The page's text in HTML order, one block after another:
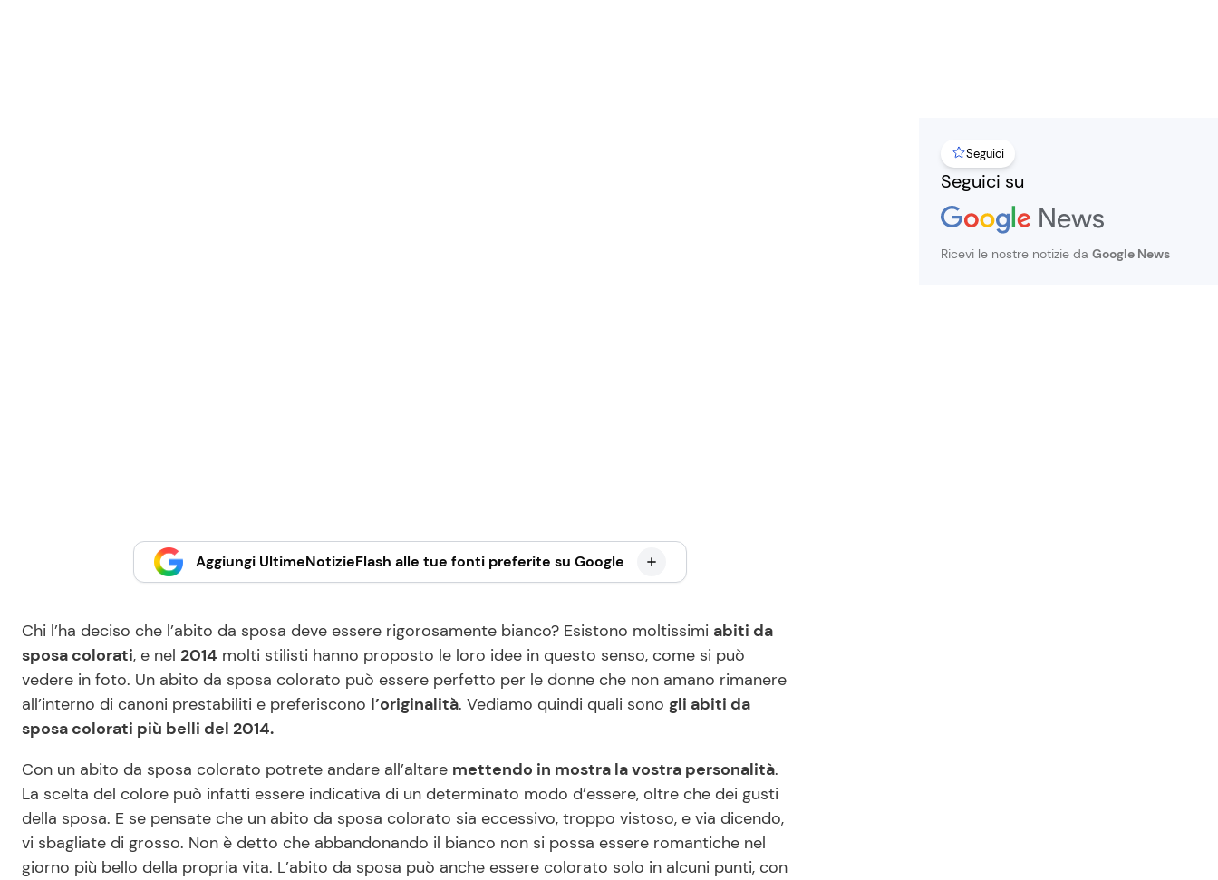
Aggiungi UltimeNotizieFlash alle tue fonti preferite su Google
Chi l’ha deciso che l’abito da sposa deve essere rigorosamente bianco? Esistono moltissimi abiti da
sposa colorati, e nel 2014 molti stilisti hanno proposto le loro idee in questo senso, come si può
vedere in foto. Un abito da sposa colorato può essere perfetto per le donne che non amano rimanere
all’interno di canoni prestabiliti e preferiscono l’originalità. Vediamo quindi quali sono gli abiti da
sposa colorati più belli del 2014.
Con un abito da sposa colorato potrete andare all’altare mettendo in mostra la vostra personalità.
La scelta del colore può infatti essere indicativa di un determinato modo d’essere, oltre che dei gusti
della sposa. E se pensate che un abito da sposa colorato sia eccessivo, troppo vistoso, e via dicendo,
vi sbagliate di grosso. Non è detto che abbandonando il bianco non si possa essere romantiche nel
giorno più bello della propria vita. L’abito da sposa può anche essere colorato solo in alcuni punti, con
Seguici
Seguici su
Ricevi le nostre notizie da Google News